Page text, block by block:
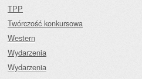
TPP
Twórczość konkursowa
Western
Wydarzenia
Wydarzenia